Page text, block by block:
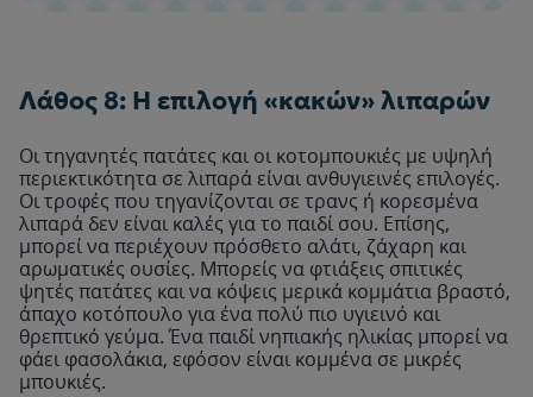
Λάθος 8: Η επιλογή «κακών» λιπαρών
Οι τηγανητές πατάτες και οι κοτομπουκιές με υψηλή
περιεκτικότητα σε λιπαρά είναι ανθυγιεινές επιλογές.
Οι τροφές που τηγανίζονται σε τρανς ή κορεσμένα
λιπαρά δεν είναι καλές για το παιδί σου. Επίσης,
μπορεί να περιέχουν πρόσθετο αλάτι, ζάχαρη και
αρωματικές ουσίες. Μπορείς να φτιάξεις σπιτικές
ψητές πατάτες και να κόψεις μερικά κομμάτια βραστό,
άπαχο κοτόπουλο για ένα πολύ πιο υγιεινό και
θρεπτικό γεύμα. Ένα παιδί νηπιακής ηλικίας μπορεί να
φάει φασολάκια, εφόσον είναι κομμένα σε μικρές
μπουκιές.